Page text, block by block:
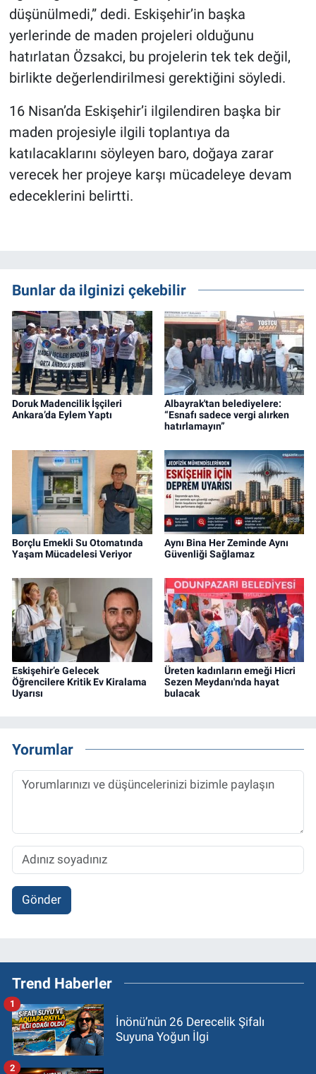
düşünülmedi,” dedi. Eskişehir’in başka
yerlerinde de maden projeleri olduğunu
hatırlatan Özsakci, bu projelerin tek tek değil,
birlikte değerlendirilmesi gerektiğini söyledi.
16 Nisan’da Eskişehir’i ilgilendiren başka bir
maden projesiyle ilgili toplantıya da
katılacaklarını söyleyen baro, doğaya zarar
verecek her projeye karşı mücadeleye devam
edeceklerini belirtti.
Bunlar da ilginizi çekebilir
Doruk Madencilik İşçileri
Ankara’da Eylem Yaptı
Albayrak'tan belediyelere:
“Esnafı sadece vergi alırken
hatırlamayın”
Borçlu Emekli Su Otomatında
Yaşam Mücadelesi Veriyor
Aynı Bina Her Zeminde Aynı
Güvenliği Sağlamaz
Eskişehir’e Gelecek
Öğrencilere Kritik Ev Kiralama
Uyarısı
Üreten kadınların emeği Hicri
Sezen Meydanı'nda hayat
bulacak
Yorumlar
Gönder
Trend Haberler
İnönü’nün 26 Derecelik Şifalı
Suyuna Yoğun İlgi
1
2